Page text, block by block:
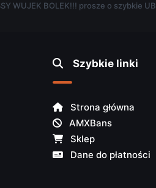
WUJEK BOLEK!!! prosze o szybkie UB
Szybkie linki
Strona główna
AMXBans
Sklep
Dane do płatności